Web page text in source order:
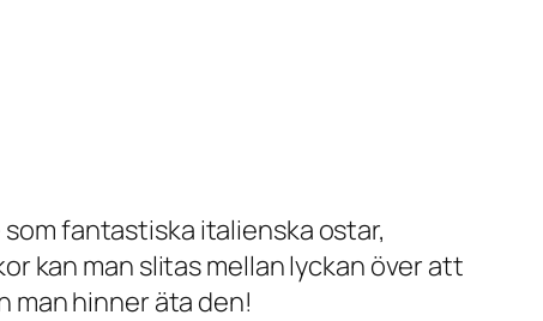
fantastiska italienska ostar,
kan man slitas mellan lyckan över att
man hinner äta den!